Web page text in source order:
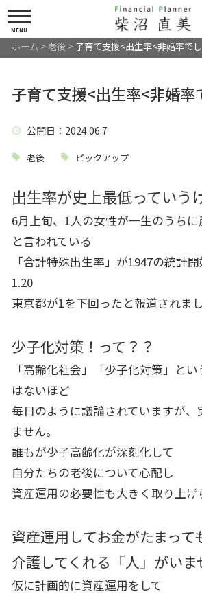
MENU
ホーム > 老後>子育て支援<出生率<非婚率で
子育て支援<出生率<非婚率
公開日 ：2024.06.7
老後 ピックアップ
出生率が史上最低っていう
6月上旬、1人の女性が一生のうち
と言われている
「合計特殊出生率」が1947の統計
1.20
東京都が1を下回ったと報道されまし
少子化対策！って？？
「高齢化社会」「少子化対策」と
はないほど
毎日のように議論されていますが、
ません。
誰もが少子高齢化が深刻化して
自分たちの老後について心配し
資産運用の必要性も大きく取り上げ
資産運用してお金がたまって
介護してくれる「人」がいま
仮に計画的に資産運用をして